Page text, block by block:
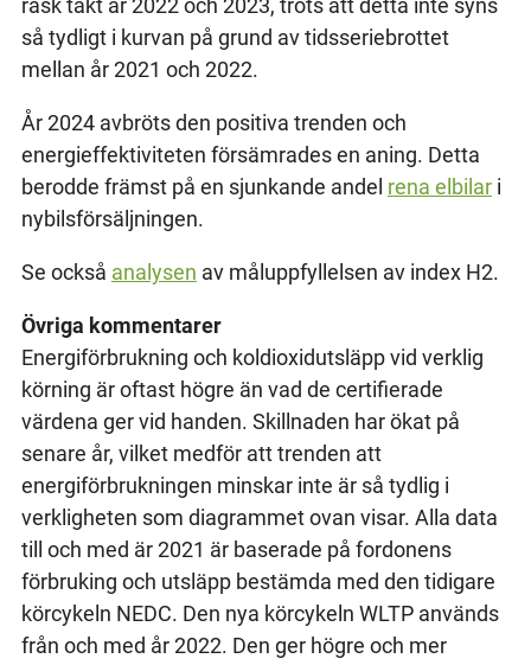
rask takt år 2022 och 2023, trots att detta inte syns
så tydligt i kurvan på grund av tidsseriebrottet
mellan år 2021 och 2022.
År 2024 avbröts den positiva trenden och
energieffektiviteten försämrades en aning. Detta
berodde främst på en sjunkande andel rena elbilari
nybilsförsäljningen.
Se också analysen av måluppfyllelsen av index H2.
Övriga kommentarer
Energiförbrukning och koldioxidutsläpp vid verklig
körning är oftast högre än vad de certifierade
värdena ger vid handen. Skillnaden har ökat på
senare år, vilket medför att trenden att
energiförbrukningen minskar inte är så tydlig i
verkligheten som diagrammet ovan visar. Alla data
till och med är 2021 är baserade på fordonens
förbruking och utsläpp bestämda med den tidigare
körcykeln NEDC. Den nya körcykeln WLTP används
från och med år 2022. Den ger högre och mer